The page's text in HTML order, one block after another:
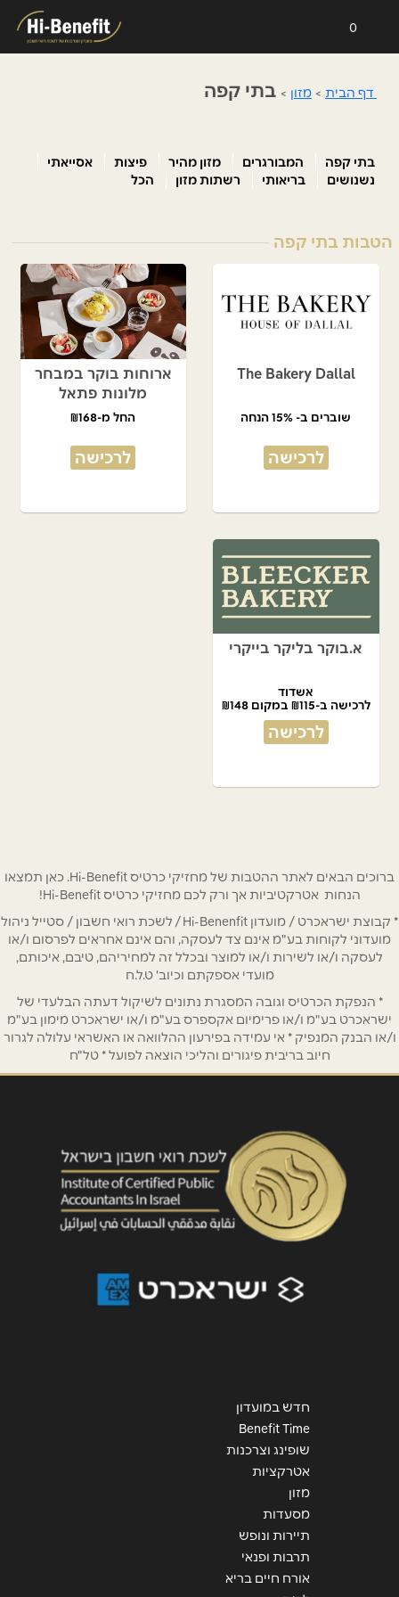
0
דף הבית > מזון > בתי קפה
בתי קפה המבורגרים מזון מהיר פיצות
אסייאתי
נשנושים
בריאותי רשתות מזון הכל
הטבות בתי קפה
The Bakery Dallal
שוברים ב- 15% הנחה
לרכישה
ארוחות בוקר במבחר
מלונות פתאל
החל מ-₪168
לרכישה
א.בוקר בליקר בייקרי
אשדוד
לרכישה ב-₪115 במקום ₪148
לרכישה
ברוכים הבאים לאתר ההטבות של מחזיקי כרטיס Hi-Benefit. כאן תמצאו
הנחות אטרקטיביות אך ורק לכם מחזיקי כרטיס Hi-Benefit!
* קבוצת ישראכרט / מועדון Hi-Benenfit / לשכת רואי חשבון / סטייל ניהול
מועדוני לקוחות בע"מ אינם צד לעסקה, והם אינם אחראים לפרסום ו/או
לעסקה ו/או לשירות ו/או למוצר ובכלל זה למחיריהם, טיבם, איכותם,
מועדי אספקתם וכיוב' ט.ל.ח
* הנפקת הכרטיס וגובה המסגרת נתונים לשיקול דעתה הבלעדי של
ישראכרט בע"מ ו/או פרימיום אקספרס בע"מ ו/או ישראכרט מימון בע"מ
ו/או הבנק המנפיק * אי עמידה בפירעון ההלוואה או האשראי עלולה לגרור
חיוב בריבית פיגורים והליכי הוצאה לפועל * טל"ח
חדש במועדון
Benefit Time
שופינג וצרכנות
אטרקציות
מזון
מסעדות
תיירות ונופש
תרבות ופנאי
אורח חיים בריא